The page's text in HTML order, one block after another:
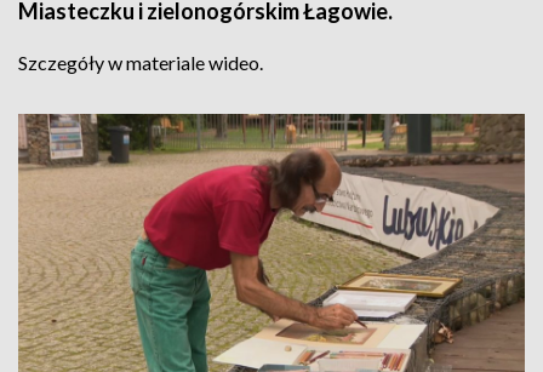
Miasteczku i zielonogórskim Łagowie.
Szczegóły w materiale wideo.